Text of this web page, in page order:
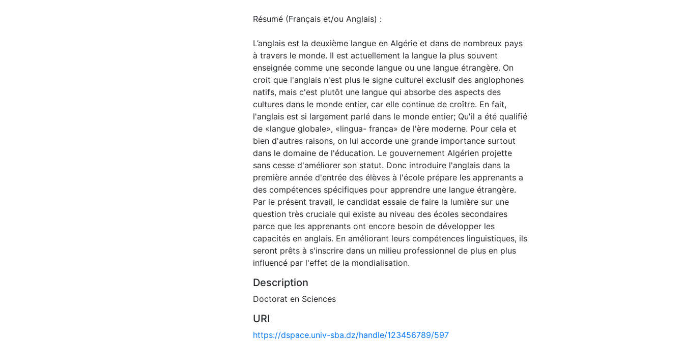
Résumé (Français et/ou Anglais) :
L’anglais est la deuxième langue en Algérie et dans de nombreux pays
à travers le monde. Il est actuellement la langue la plus souvent
enseignée comme une seconde langue ou une langue étrangère. On
croit que l'anglais n'est plus le signe culturel exclusif des anglophones
natifs, mais c'est plutôt une langue qui absorbe des aspects des
cultures dans le monde entier, car elle continue de croître. En fait,
l'anglais est si largement parlé dans le monde entier; Qu'il a été qualifié
de «langue globale», «lingua- franca» de l'ère moderne. Pour cela et
bien d'autres raisons, on lui accorde une grande importance surtout
dans le domaine de l'éducation. Le gouvernement Algérien projette
sans cesse d'améliorer son statut. Donc introduire l'anglais dans la
première année d'entrée des élèves à l'école prépare les apprenants a
des compétences spécifiques pour apprendre une langue étrangère.
Par le présent travail, le candidat essaie de faire la lumière sur une
question très cruciale qui existe au niveau des écoles secondaires
parce que les apprenants ont encore besoin de développer les
capacités en anglais. En améliorant leurs compétences linguistiques, ils
seront prêts à s'inscrire dans un milieu professionnel de plus en plus
influencé par l'effet de la mondialisation.
Description
Doctorat en Sciences
URI
https://dspace.univ-sba.dz/handle/123456789/597